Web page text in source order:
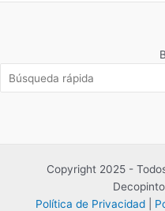
Copyright 2025 -
Política de Privacidad